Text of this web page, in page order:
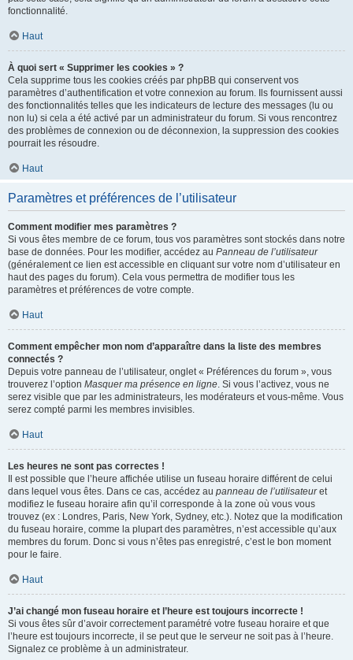
fonctionnalité.
Haut
À quoi sert « Supprimer les cookies » ?
Cela supprime tous les cookies créés par phpBB qui conservent vos
paramètres d’authentification et votre connexion au forum. Ils fournissent aussi
des fonctionnalités telles que les indicateurs de lecture des messages (lu ou
non lu) si cela a été activé par un administrateur du forum. Si vous rencontrez
des problèmes de connexion ou de déconnexion, la suppression des cookies
pourrait les résoudre.
Haut
Paramètres et préférences de l’utilisateur
Comment modifier mes paramètres ?
Si vous êtes membre de ce forum, tous vos paramètres sont stockés dans notre
base de données. Pour les modifier, accédez au Panneau de l’utilisateur
(généralement ce lien est accessible en cliquant sur votre nom d’utilisateur en
haut des pages du forum). Cela vous permettra de modifier tous les
paramètres et préférences de votre compte.
Haut
Comment empêcher mon nom d’apparaître dans la liste des membres
connectés ?
Depuis votre panneau de l’utilisateur, onglet « Préférences du forum », vous
trouverez l’option Masquer ma présence en ligne. Si vous l’activez, vous ne
serez visible que par les administrateurs, les modérateurs et vous-même. Vous
serez compté parmi les membres invisibles.
Haut
Les heures ne sont pas correctes !
Il est possible que l’heure affichée utilise un fuseau horaire différent de celui
dans lequel vous êtes. Dans ce cas, accédez au panneau de l’utilisateuret
modifiez le fuseau horaire afin qu’il corresponde à la zone où vous vous
trouvez (ex : Londres, Paris, New York, Sydney, etc.). Notez que la modification
du fuseau horaire, comme la plupart des paramètres, n’est accessible qu’aux
membres du forum. Donc si vous n’êtes pas enregistré, c’est le bon moment
pour le faire.
Haut
J’ai changé mon fuseau horaire et l’heure est toujours incorrecte !
Si vous êtes sûr d’avoir correctement paramétré votre fuseau horaire et que
l’heure est toujours incorrecte, il se peut que le serveur ne soit pas à l’heure.
Signalez ce problème à un administrateur.